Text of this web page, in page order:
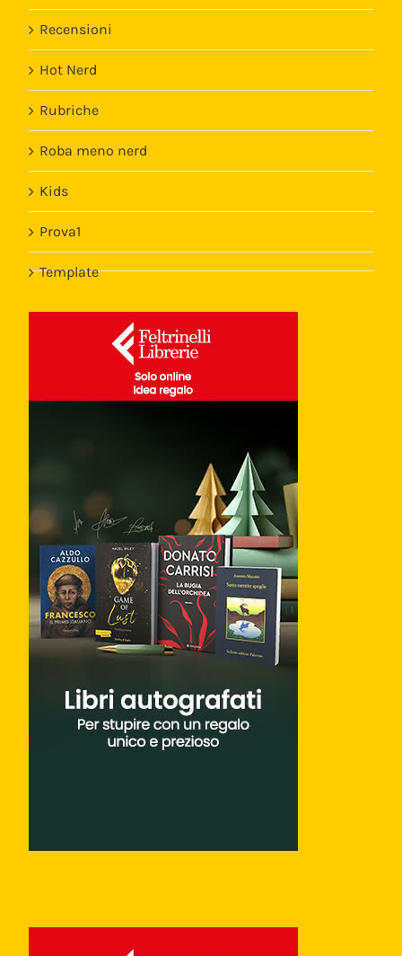
Recensioni
Hot Nerd
Rubriche
Roba meno nerd
Kids
Prova1
Template